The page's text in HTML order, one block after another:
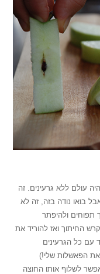
עולם ללא גרעינים. זה
אבל בואו נודה בזה, זה לא
תפוחים ולהיפתר
החיתוך ואז להוריד את
כל הגרעינים
את הפאשלות שלי!)
לשלוף אותו החוצה